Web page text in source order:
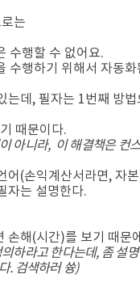
는
수행할 수 없어요.
수행하기 위해서 자동
는데, 필자는 1번째 방
때문이다.
아니라, 이 해결책은 컨
어(손익계산서라면, 자
자는 설명한다.
손해(시간)를 보기 때문
하라고 한다는데, 좀 설
. 검색하러 쓩)